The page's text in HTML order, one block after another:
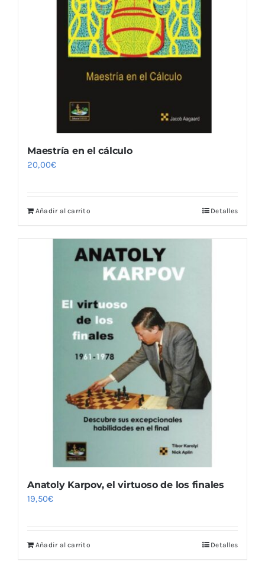
Maestría en el cálculo
20,00€
Añadir al carrito Detalles
Anatoly Karpov, el virtuoso de los finales
19,50€
Añadir al carrito Detalles